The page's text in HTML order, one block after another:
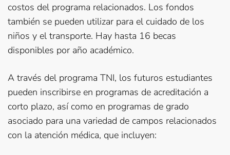
costos del programa relacionados. Los fondos
también se pueden utilizar para el cuidado de los
niños y el transporte. Hay hasta 16 becas
disponibles por año académico.
A través del programa TNI, los futuros estudiantes
pueden inscribirse en programas de acreditación a
corto plazo, así como en programas de grado
asociado para una variedad de campos relacionados
con la atención médica, que incluyen: